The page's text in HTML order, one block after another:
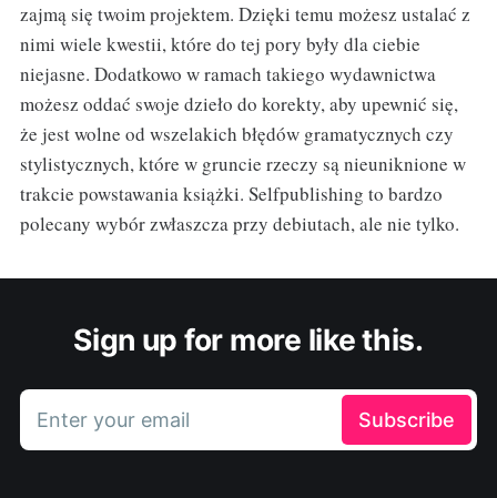
zajmą się twoim projektem. Dzięki temu możesz ustalać z
nimi wiele kwestii, które do tej pory były dla ciebie
niejasne. Dodatkowo w ramach takiego wydawnictwa
możesz oddać swoje dzieło do korekty, aby upewnić się,
że jest wolne od wszelakich błędów gramatycznych czy
stylistycznych, które w gruncie rzeczy są nieuniknione w
trakcie powstawania książki. Selfpublishing to bardzo
polecany wybór zwłaszcza przy debiutach, ale nie tylko.
Sign up for more like this.
Enter your email Subscribe